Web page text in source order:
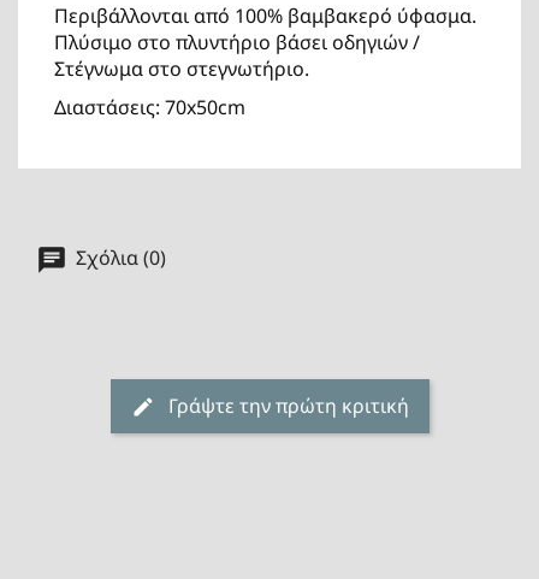
Περιβάλλονται από 100% βαμβακερό ύφασμα.
Πλύσιμο στο πλυντήριο βάσει οδηγιών /
Στέγνωμα στο στεγνωτήριο.
Διαστάσεις: 70x50cm
Σχόλια (0)
Γράψτε την πρώτη κριτική